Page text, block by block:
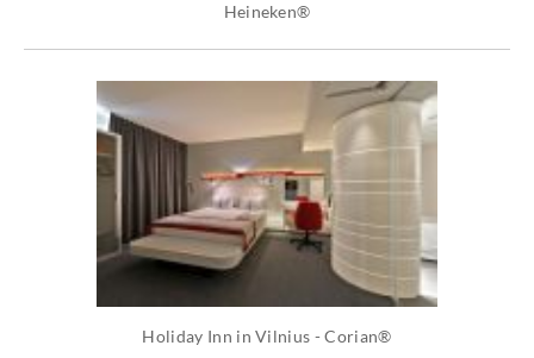
Heineken®
Holiday Inn in Vilnius - Corian®